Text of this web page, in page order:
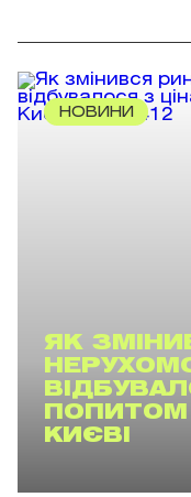
НОВИНИ
ЯК
КИЄВІ